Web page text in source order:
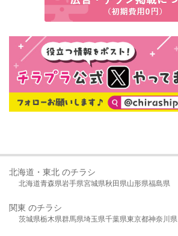
北海道・東北 のチラシ
北海道青森県岩手県宮城県秋田県山形県福島県
関東 のチラシ
茨城県栃木県群馬県埼玉県千葉県東京都神奈川県